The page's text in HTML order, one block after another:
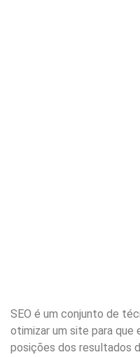
SEO é um conjunto de
otimizar um site para que
posições dos resultados